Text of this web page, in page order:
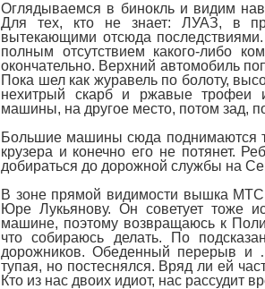
Оглядываемся в бинокль и видим
Для тех, кто не знает: ЛУАЗ, в
вытекающими отсюда
полным отсутствием какого-либо
окончательно. Верхний автомобиль
Пока шел как журавель по болоту,
нехитрый скарб и ржавые трофеи
машины, на другое место, потом зад,
Большие машины сюда поднимаются
крузера и конечно его не потянет.
добираться до дорожной службы на
В зоне прямой видимости вышка
Юре Лукьянову. Он советует тоже
машине, поэтому возвращаюсь к
что собираюсь делать. По
дорожников. Обеденный перерыв и
тупая, но постеснялся. Вряд ли ей
Кто из нас двоих идиот, нас рассудит